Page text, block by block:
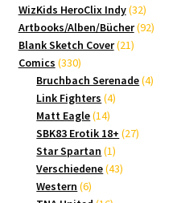
Produkte
WizKids HeroClix Indy 3232
Produkte
Artbooks/Alben/Bücher 9292
Blank Sketch Cover 2121
Comics 330330
Produkte
Bruchbach Serenade 44
Link Fighters 44
Matt Eagle 1414
Produkte
SBK83 Erotik 18+ 2727
Star Spartan 11
Produkt
Verschiedene 4343
Western 66